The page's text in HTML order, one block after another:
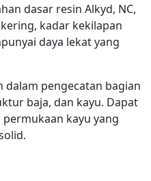
dasar resin Alkyd, NC,
kadar kekilapan
daya lekat yang
dalam pengecatan bagian
baja, dan kayu. Dapat
kayu yang